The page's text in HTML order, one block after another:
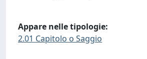
Appare nelle tipologie:
2.01 Capitolo o Saggio